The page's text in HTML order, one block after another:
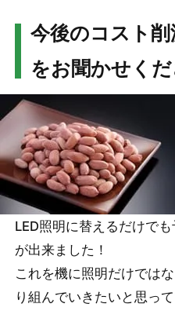
今後のコスト
をお聞かせく
LED照明に替えるだけで
が出来ました！
これを機に照明だけでは
り組んでいきたいと思っ